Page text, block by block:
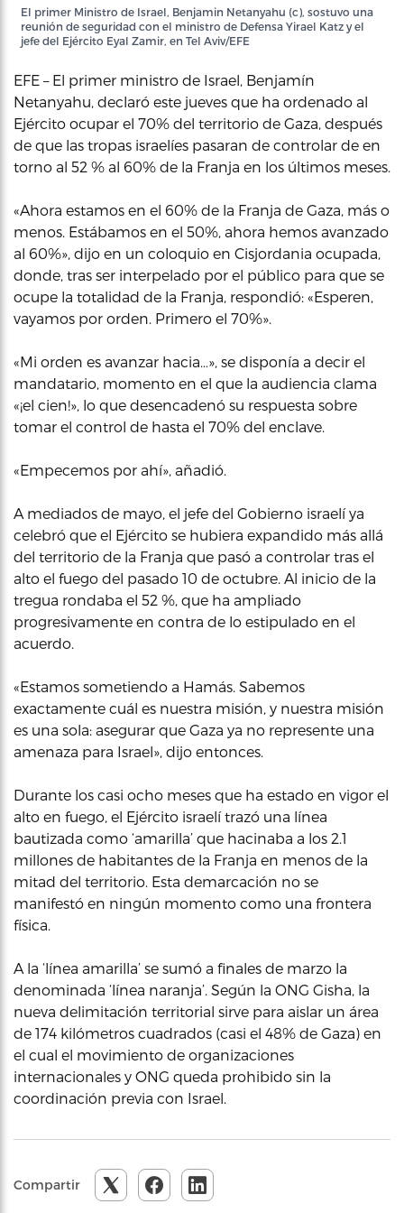
El primer Ministro de Israel, Benjamin Netanyahu (c), sostuvo una
reunión de seguridad con el ministro de Defensa Yirael Katz y el
jefe del Ejército Eyal Zamir, en Tel Aviv/EFE
EFE – El primer ministro de Israel, Benjamín
Netanyahu, declaró este jueves que ha ordenado al
Ejército ocupar el 70% del territorio de Gaza, después
de que las tropas israelíes pasaran de controlar de en
torno al 52 % al 60% de la Franja en los últimos meses.
«Ahora estamos en el 60% de la Franja de Gaza, más o
menos. Estábamos en el 50%, ahora hemos avanzado
al 60%», dijo en un coloquio en Cisjordania ocupada,
donde, tras ser interpelado por el público para que se
ocupe la totalidad de la Franja, respondió: «Esperen,
vayamos por orden. Primero el 70%».
«Mi orden es avanzar hacia…», se disponía a decir el
mandatario, momento en el que la audiencia clama
«¡el cien!», lo que desencadenó su respuesta sobre
tomar el control de hasta el 70% del enclave.
«Empecemos por ahí», añadió.
A mediados de mayo, el jefe del Gobierno israelí ya
celebró que el Ejército se hubiera expandido más allá
del territorio de la Franja que pasó a controlar tras el
alto el fuego del pasado 10 de octubre. Al inicio de la
tregua rondaba el 52 %, que ha ampliado
progresivamente en contra de lo estipulado en el
acuerdo.
«Estamos sometiendo a Hamás. Sabemos
exactamente cuál es nuestra misión, y nuestra misión
es una sola: asegurar que Gaza ya no represente una
amenaza para Israel», dijo entonces.
Durante los casi ocho meses que ha estado en vigor el
alto en fuego, el Ejército israelí trazó una línea
bautizada como ‘amarilla’ que hacinaba a los 2.1
millones de habitantes de la Franja en menos de la
mitad del territorio. Esta demarcación no se
manifestó en ningún momento como una frontera
física.
A la ‘línea amarilla’ se sumó a finales de marzo la
denominada ‘línea naranja’. Según la ONG Gisha, la
nueva delimitación territorial sirve para aislar un área
de 174 kilómetros cuadrados (casi el 48% de Gaza) en
el cual el movimiento de organizaciones
internacionales y ONG queda prohibido sin la
coordinación previa con Israel.
Compartir